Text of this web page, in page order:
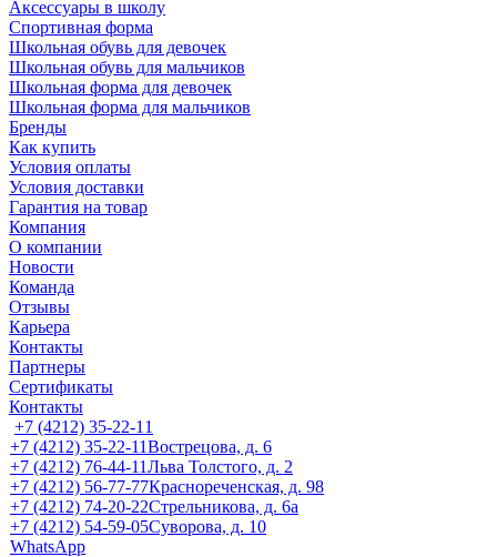
Аксессуары в школу
Спортивная форма
Школьная обувь для девочек
Школьная обувь для мальчиков
Школьная форма для девочек
Школьная форма для мальчиков
Бренды
Как купить
Условия оплаты
Условия доставки
Гарантия на товар
Компания
О компании
Новости
Команда
Отзывы
Карьера
Контакты
Партнеры
Сертификаты
Контакты
+7 (4212) 35-22-11
+7 (4212) 35-22-11Вострецова, д. 6
+7 (4212) 76-44-11Льва Толстого, д. 2
+7 (4212) 56-77-77Краснореченская, д. 98
+7 (4212) 74-20-22Стрельникова, д. 6а
+7 (4212) 54-59-05Суворова, д. 10
WhatsApp